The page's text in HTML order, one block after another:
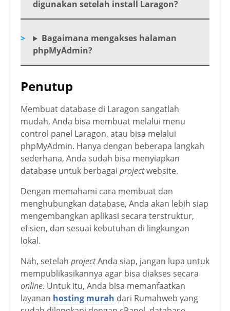
digunakan setelah install Laragon?
Bagaimana mengakses halaman
phpMyAdmin?
Penutup
Membuat database di Laragon sangatlah
mudah, Anda bisa membuat melalui menu
control panel Laragon, atau bisa melalui
phpMyAdmin. Hanya dengan beberapa langkah
sederhana, Anda sudah bisa menyiapkan
database untuk berbagai projectwebsite.
Dengan memahami cara membuat dan
menghubungkan database, Anda akan lebih siap
mengembangkan aplikasi secara terstruktur,
efisien, dan sesuai kebutuhan di lingkungan
lokal.
Nah, setelah projectAnda siap, jangan lupa untuk
mempublikasikannya agar bisa diakses secara
online. Untuk itu, Anda bisa memanfaatkan
layanan hosting murah dari Rumahweb yang